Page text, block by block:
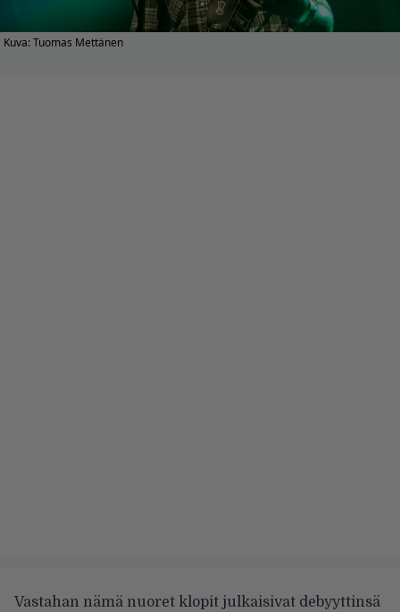
Kuva: Tuomas Mettänen
Vastahan nämä nuoret klopit julkaisivat debyyttinsä